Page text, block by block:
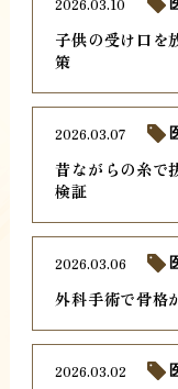
子供の受け口を
策
2026.03.10
昔ながらの糸で
検証
2026.03.07
外科手術で骨格
2026.03.06
2026.03.02